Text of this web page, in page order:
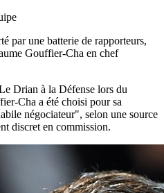
par une batterie de rapporteurs,
Gouffier-Cha en chef
Drian à la Défense lors du
Cha a été choisi pour sa
négociateur", selon une source
discret en commission.